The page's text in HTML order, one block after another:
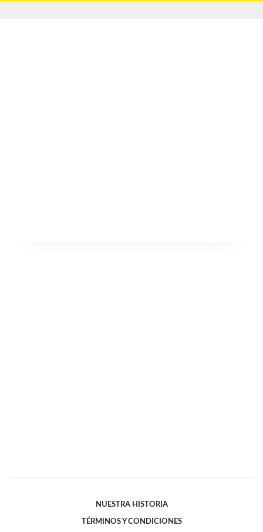
NUESTRA HISTORIA
TÉRMINOS Y CONDICIONES